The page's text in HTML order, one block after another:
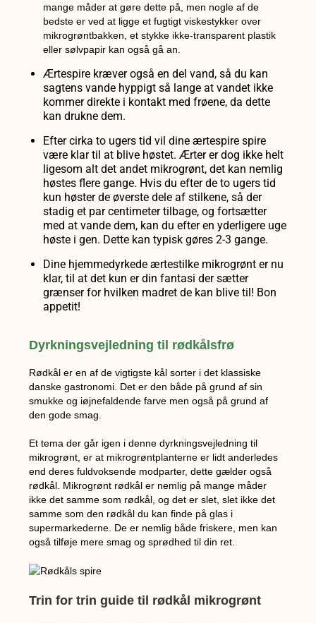
mange måder at gøre dette på, men nogle af de
bedste er ved at ligge et fugtigt viskestykker over
mikrogrøntbakken, et stykke ikke-transparent plastik
eller sølvpapir kan også gå an.
Ærtespire kræver også en del vand, så du kan
sagtens vande hyppigt så lange at vandet ikke
kommer direkte i kontakt med frøene, da dette
kan drukne dem.
Efter cirka to ugers tid vil dine ærtespire spire
være klar til at blive høstet. Ærter er dog ikke helt
ligesom alt det andet mikrogrønt, det kan nemlig
høstes flere gange. Hvis du efter de to ugers tid
kun høster de øverste dele af stilkene, så der
stadig et par centimeter tilbage, og fortsætter
med at vande dem, kan du efter en yderligere uge
høste i gen. Dette kan typisk gøres 2-3 gange.
Dine hjemmedyrkede ærtestilke mikrogrønt er nu
klar, til at det kun er din fantasi der sætter
grænser for hvilken madret de kan blive til! Bon
appetit!
Dyrkningsvejledning til rødkålsfrø
Rødkål er en af de vigtigste kål sorter i det klassiske
danske gastronomi. Det er den både på grund af sin
smukke og iøjnefaldende farve men også på grund af
den gode smag.
Et tema der går igen i denne dyrkningsvejledning til
mikrogrønt, er at mikrogrøntplanterne er lidt anderledes
end deres fuldvoksende modparter, dette gælder også
rødkål. Mikrogrønt rødkål er nemlig på mange måder
ikke det samme som rødkål, og det er slet, slet ikke det
samme som den rødkål du kan finde på glas i
supermarkederne. De er nemlig både friskere, men kan
også tilføje mere smag og sprødhed til din ret.
Trin for trin guide til rødkål mikrogrønt